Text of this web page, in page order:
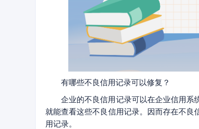
有哪些不良信用记录可以修复？
企业的不良信用记录可以在企业信用系
就能查看这些不良信用记录。因而存在不
用记录。